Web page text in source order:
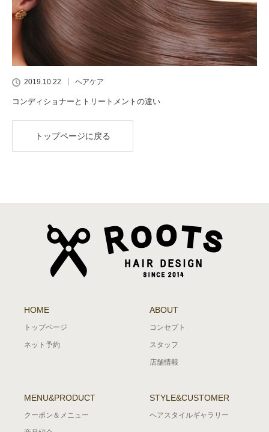
2019.10.22 ヘアケア
コンディショナーとトリートメントの違い
トップページに戻る
HOME
トップページ
ネット予約
ABOUT
コンセプト
スタッフ
店舗情報
MENU&PRODUCT
クーポン＆メニュー
STYLE&CUSTOMER
ヘアスタイルギャラリー